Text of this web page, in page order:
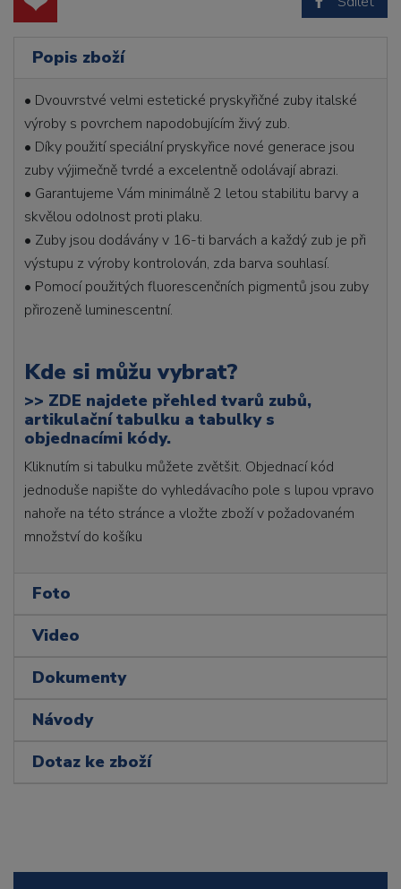
Popis zboží
• Dvouvrstvé velmi estetické pryskyřičné zuby italské
výroby s povrchem napodobujícím živý zub.
• Díky použití speciální pryskyřice nové generace jsou
zuby výjimečně tvrdé a excelentně odolávají abrazi.
• Garantujeme Vám minimálně 2 letou stabilitu barvy a
skvělou odolnost proti plaku.
• Zuby jsou dodávány v 16-ti barvách a každý zub je při
výstupu z výroby kontrolován, zda barva souhlasí.
• Pomocí použitých fluorescenčních pigmentů jsou zuby
přirozeně luminescentní.
Kde si můžu vybrat?
>> ZDE najdete přehled tvarů zubů,
artikulační tabulku a tabulky s
objednacími kódy.
Kliknutím si tabulku můžete zvětšit. Objednací kód
jednoduše napište do vyhledávacího pole s lupou vpravo
nahoře na této stránce a vložte zboží v požadovaném
množství do košíku
Foto
Video
Dokumenty
Návody
Dotaz ke zboží